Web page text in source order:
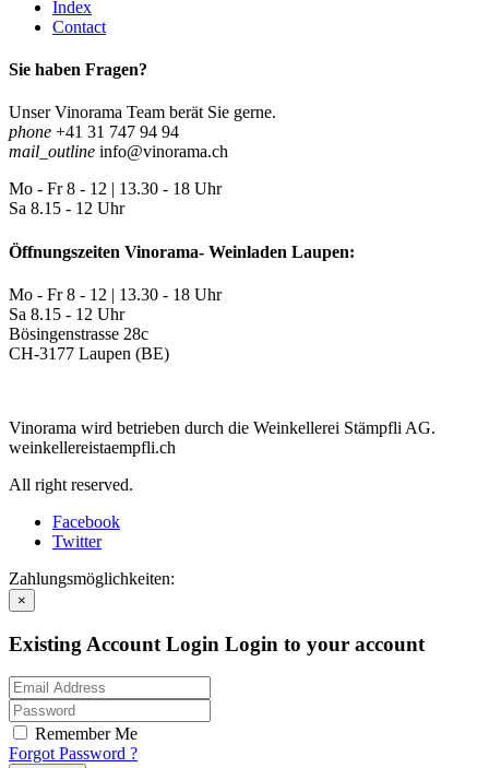
Index
Contact
Sie haben Fragen?
Unser Vinorama Team berät Sie gerne.
phone +41 31 747 94 94
mail_outline info@vinorama.ch
Mo - Fr8 - 12 | 13.30 - 18 Uhr
Sa 8.15 - 12 Uhr
Öffnungszeiten Vinorama- Weinladen Laupen:
Mo - Fr8 - 12 | 13.30 - 18 Uhr
Sa 8.15 - 12 Uhr
Bösingenstrasse 28c
CH-3177 Laupen (BE)
Vinorama wird betrieben durch die Weinkellerei Stämpfli AG.
weinkellereistaempfli.ch
All right reserved.
Facebook
Twitter
Zahlungsmöglichkeiten:
×
Existing Account Login Login to your account
Remember Me
Forgot Password ?